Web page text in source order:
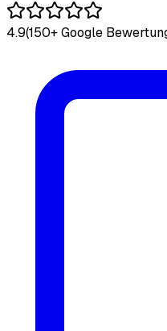
4.9(150+ Google